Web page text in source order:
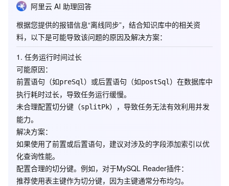
阿里云 AI 助理回答
根据您提供的报错信息“离线同步”，结合知识库中的相关资
料，以下是可能导致该问题的原因及解决方案：
1. 任务运行时间过长
可能原因：
前置语句（如preSql）或后置语句（如postSql）在数据库中
执行耗时过长，导致任务运行缓慢。
未合理配置切分键（splitPk），导致任务无法有效利用并发
能力。
解决方案：
如果使用了前置或后置语句，建议对涉及的字段添加索引以优
化查询性能。
配置合理的切分键。例如，对于MySQL Reader插件：
推荐使用表主键作为切分键，因为主键通常分布均匀。